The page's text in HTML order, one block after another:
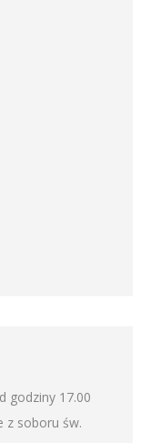
godziny 17.00
z soboru św.